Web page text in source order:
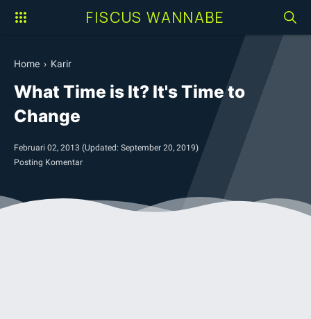
FISCUS WANNABE
Home › Karir
What Time is It? It's Time to
Change
Februari 02, 2013 (Updated: September 20, 2019)
Posting Komentar